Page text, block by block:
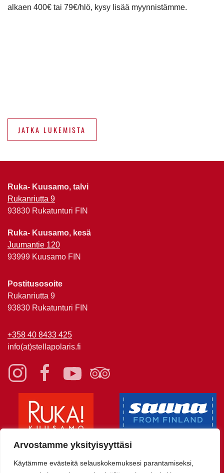
Arvostamme yksityisyyttäsi
Käytämme evästeitä selauskokemuksesi parantamiseksi,
alkaen 400€ tai 79€/hlö, kysy lisää myynnistämme.
JATKA LUKEMISTA
Ruka- Kuusamo, talvi
Rukanriutta 9
93830 Rukatunturi FIN
Ruka- Kuusamo, kesä
Juumantie 120
93999 Kuusamo FIN
Postitusosoite
Rukanriutta 9
93830 Rukatunturi FIN
+358 40 8433 425
info(at)stellapolaris.fi